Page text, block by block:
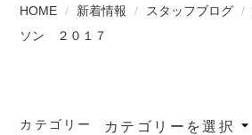
HOME 新着情報 スタッフブログ
ソン ２０１７
カテゴリー